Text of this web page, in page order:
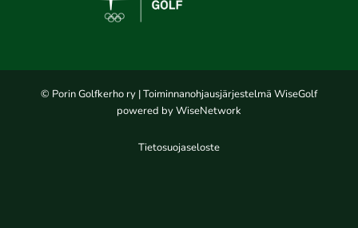
© Porin Golfkerho ry | Toiminnanohjausjärjestelmä WiseGolf
powered by WiseNetwork
Tietosuojaseloste